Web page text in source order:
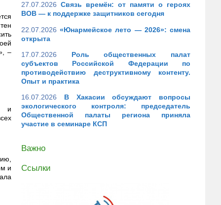
–
и
и
27.07.2026 Связь времён: от памяти о героях
ВОВ — к поддержке защитников сегодня
22.07.2026 «Юнармейское лето — 2026»: смена
открыта
17.07.2026
Роль общественных палат
субъектов Российской Федерации по
противодействию деструктивному контенту.
Опыт и практика
16.07.2026
В Хакасии обсуждают вопросы
экологического контроля: председатель
Общественной палаты региона приняла
участие в семинаре КСП
Важно
Ссылки